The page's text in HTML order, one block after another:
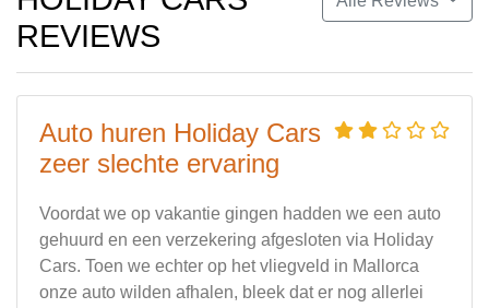
REVIEWS
Auto huren Holiday Cars
zeer slechte ervaring
Voordat we op vakantie gingen hadden we een auto
gehuurd en een verzekering afgesloten via Holiday
Cars. Toen we echter op het vliegveld in Mallorca
onze auto wilden afhalen, bleek dat er nog allerlei